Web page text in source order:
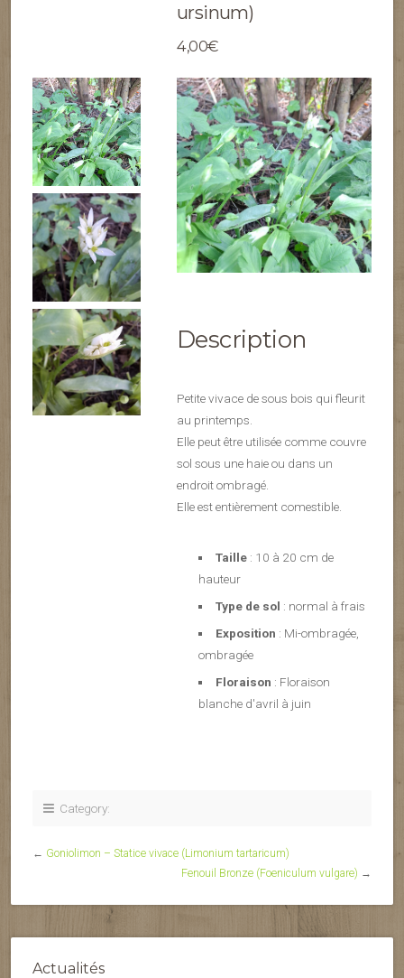
ursinum)
4,00€
Description
Petite vivace de sous bois qui fleurit
au printemps.
Elle peut être utilisée comme couvre
sol sous une haie ou dans un
endroit ombragé.
Elle est entièrement comestible.
Taille: 10 à 20 cm de
hauteur
Type de sol : normal à frais
Exposition : Mi-ombragée,
ombragée
Floraison : Floraison
blanche d'avril à juin
Category:
← Goniolimon – Statice vivace (Limonium tartaricum)
Fenouil Bronze (Foeniculum vulgare) →
Actualités